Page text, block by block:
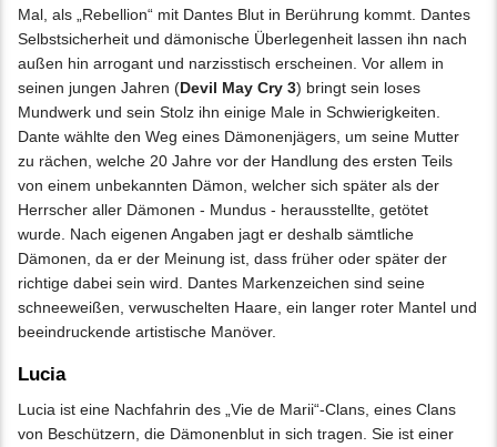
Mal, als „Rebellion“ mit Dantes Blut in Berührung kommt. Dantes
Selbstsicherheit und dämonische Überlegenheit lassen ihn nach
außen hin arrogant und narzisstisch erscheinen. Vor allem in
seinen jungen Jahren (Devil May Cry 3) bringt sein loses
Mundwerk und sein Stolz ihn einige Male in Schwierigkeiten.
Dante wählte den Weg eines Dämonenjägers, um seine Mutter
zu rächen, welche 20 Jahre vor der Handlung des ersten Teils
von einem unbekannten Dämon, welcher sich später als der
Herrscher aller Dämonen - Mundus - herausstellte, getötet
wurde. Nach eigenen Angaben jagt er deshalb sämtliche
Dämonen, da er der Meinung ist, dass früher oder später der
richtige dabei sein wird. Dantes Markenzeichen sind seine
schneeweißen, verwuschelten Haare, ein langer roter Mantel und
beeindruckende artistische Manöver.
Lucia
Lucia ist eine Nachfahrin des „Vie de Marii“-Clans, eines Clans
von Beschützern, die Dämonenblut in sich tragen. Sie ist einer